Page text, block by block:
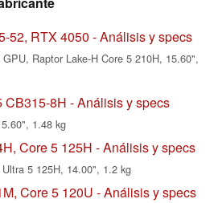
52, RTX 4050 - Análisis y specs
Raptor Lake-H Core 5 210H, 15.60",
CB315-8H - Análisis y specs
1.48 kg
Core 5 125H - Análisis y specs
5 125H, 14.00", 1.2 kg
Core 5 120U - Análisis y specs